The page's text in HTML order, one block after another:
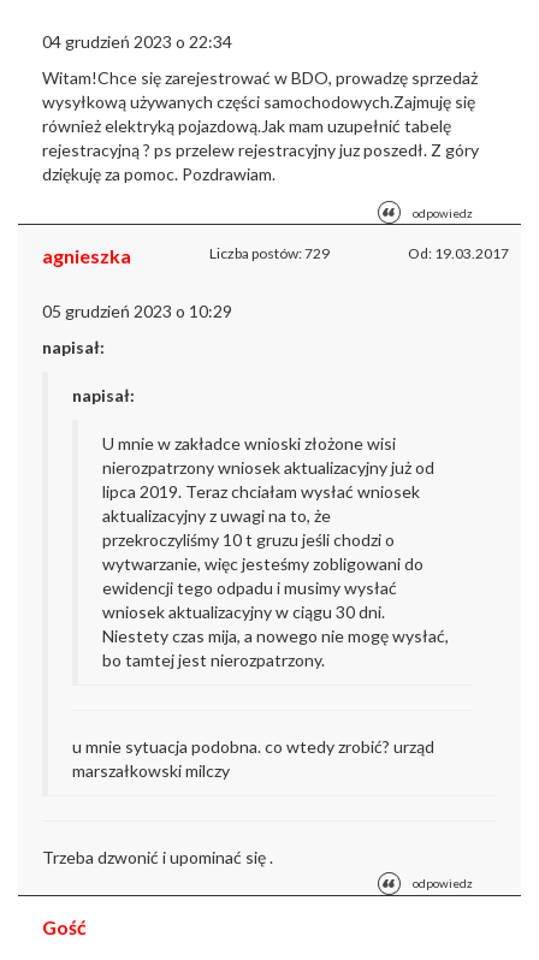
04 grudzień 2023 o 22:34
Witam!Chce się zarejestrować w BDO, prowadzę sprzedaż
wysyłkową używanych części samochodowych.Zajmuję się
również elektryką pojazdową.Jak mam uzupełnić tabelę
rejestracyjną ? ps przelew rejestracyjny juz poszedł. Z góry
dziękuję za pomoc. Pozdrawiam.
odpowiedz
agnieszka Liczba postów: 729 Od: 19.03.2017
05 grudzień 2023 o 10:29
napisał:
napisał:
U mnie w zakładce wnioski złożone wisi
nierozpatrzony wniosek aktualizacyjny już od
lipca 2019. Teraz chciałam wysłać wniosek
aktualizacyjny z uwagi na to, że
przekroczyliśmy 10 t gruzu jeśli chodzi o
wytwarzanie, więc jesteśmy zobligowani do
ewidencji tego odpadu i musimy wysłać
wniosek aktualizacyjny w ciągu 30 dni.
Niestety czas mija, a nowego nie mogę wysłać,
bo tamtej jest nierozpatrzony.
u mnie sytuacja podobna. co wtedy zrobić? urząd
marszałkowski milczy
Trzeba dzwonić i upominać się .
odpowiedz
Gość